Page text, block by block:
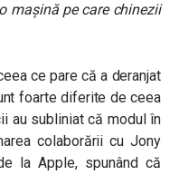
mașină pe care chinezii
ce pare că a deranjat
foarte diferite de ceea
au subliniat că modul în
colaborării cu Jony
la Apple, spunând că